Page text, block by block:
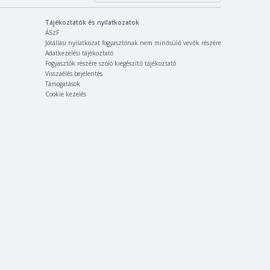
Tájékoztatók és nyilatkozatok
ÁSzF
Jótállási nyilatkozat fogyasztónak nem minősülő vevők részére
Adatkezelési tájékoztató
Fogyasztók részére szóló kiegészítő tájékoztató
Visszaélés bejelentés
Támogatások
Cookie kezelés